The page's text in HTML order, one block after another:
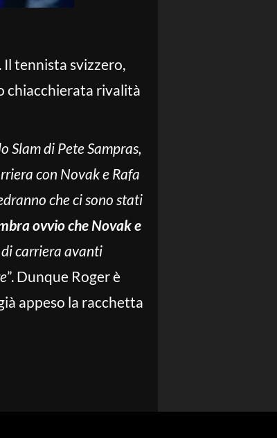
tennista svizzero,
chiacchierata rivalità
Slam di Pete Sampras,
con Novak e Rafa
che ci sono stati
ovvio che Novak e
carriera avanti
”. Dunque Roger è
appeso la racchetta